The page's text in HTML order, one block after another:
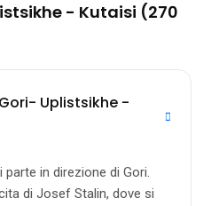
- Kutaisi (270
Uplistsikhe -
in direzione di Gori.
di Josef Stalin, dove si